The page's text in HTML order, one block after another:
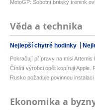
MotoGP: Sobotní britský trénink
Věda a technika
Nejlepší chytré hodinky
Pokračují přípravy na misi
Čínští výrobci opět kopírují Apple.
Rusko požaduje povinnou
Ekonomika a